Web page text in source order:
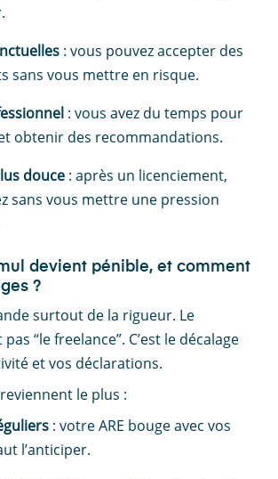
: vous pouvez accepter des
sans vous mettre en risque.
: vous avez du temps pour
obtenir des recommandations.
douce : après un licenciement,
sans vous mettre une pression
devient pénible, et comment
?
surtout de la rigueur. Le
“le freelance”. C’est le décalage
et vos déclarations.
le plus :
: votre ARE bouge avec vos
l’anticiper.